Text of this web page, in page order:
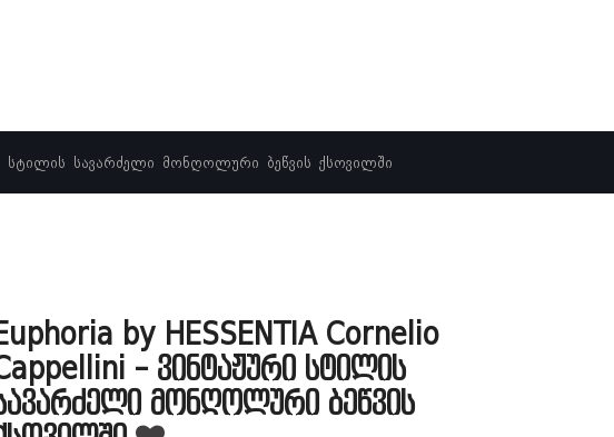
სტილის სავარძელი მონღოლური ბეწვის ქსოვილში
by HESSENTIA Cornelio
- ვინტაჟური სტილის
მონღოლური ბეწვის